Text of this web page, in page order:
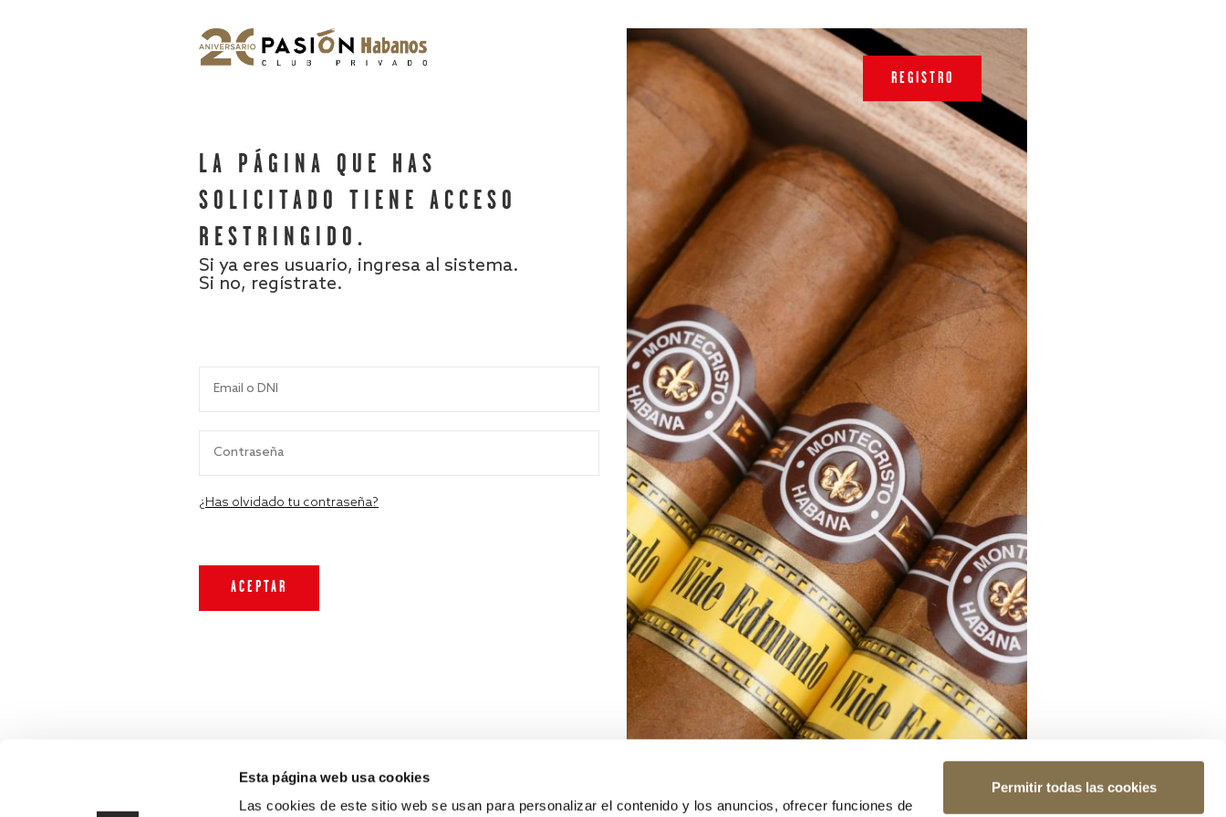
Esta página web usa cookies
Las cookies de este sitio web se usan para personalizar el contenido y los anuncios, ofrecer funciones de
Permitir todas las cookies
LA PÁGINA QUE HAS
SOLICITADO TIENE ACCESO
RESTRINGIDO.
Si ya eres usuario, ingresa al sistema.
Si no, regístrate.
¿Has olvidado tu contraseña?
REGISTRO